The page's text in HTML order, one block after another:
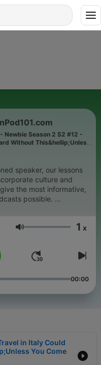
Newbie Season 2 S2 #12 -
Without This&hellip;Unless
speaker, our lessons
culture and
the most informative,
possible.
to prepare, check our
the best one ever!
Hlasitost 1 x
00:00
in Italy Could
You Come